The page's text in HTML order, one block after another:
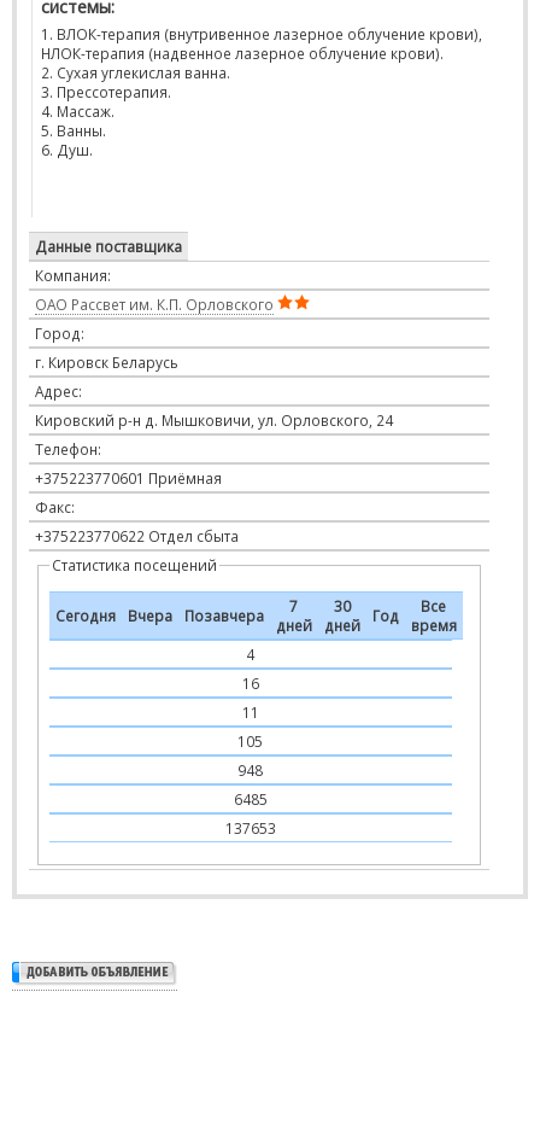
системы:
1. ВЛОК-терапия (внутривенное лазерное облучение крови),
НЛОК-терапия (надвенное лазерное облучение крови).
2. Сухая углекислая ванна.
3. Прессотерапия.
4. Массаж.
5. Ванны.
6. Душ.
Данные поставщика
Компания:
ОАО Рассвет им. К.П. Орловского
Город:
г. Кировск Беларусь
Адрес:
Кировский р-н д. Мышковичи, ул. Орловского, 24
Телефон:
+375223770601 Приёмная
Факс:
+375223770622 Отдел сбыта
Статистика посещений
Сегодня Вчера Позавчера
7
дней
30
дней
Год
Все
время
4
16
11
105
948
6485
137653